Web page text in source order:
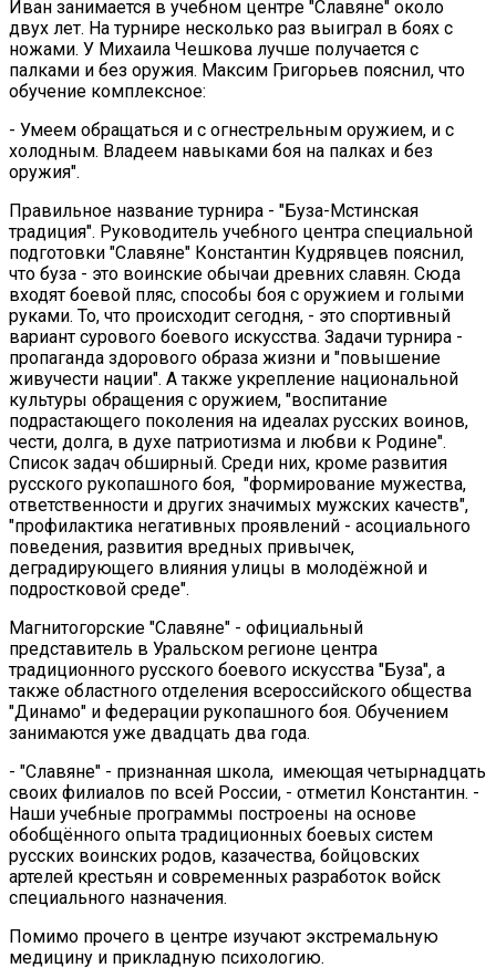
Иван занимается в учебном центре "Славяне" около
двух лет. На турнире несколько раз выиграл в боях с
ножами. У Михаила Чешкова лучше получается с
палками и без оружия. Максим Григорьев пояснил, что
обучение комплексное:
- Умеем обращаться и с огнестрельным оружием, и с
холодным. Владеем навыками боя на палках и без
оружия".
Правильное название турнира - "Буза-Мстинская
традиция". Руководитель учебного центра специальной
подготовки "Славяне" Константин Кудрявцев пояснил,
что буза - это воинские обычаи древних славян. Сюда
входят боевой пляс, способы боя с оружием и голыми
руками. То, что происходит сегодня, - это спортивный
вариант сурового боевого искусства. Задачи турнира -
пропаганда здорового образа жизни и "повышение
живучести нации". А также укрепление национальной
культуры обращения с оружием, "воспитание
подрастающего поколения на идеалах русских воинов,
чести, долга, в духе патриотизма и любви к Родине".
Список задач обширный. Среди них, кроме развития
русского рукопашного боя, "формирование мужества,
ответственности и других значимых мужских качеств",
"профилактика негативных проявлений - асоциального
поведения, развития вредных привычек,
деградирующего влияния улицы в молодёжной и
подростковой среде".
Магнитогорские "Славяне" - официальный
представитель в Уральском регионе центра
традиционного русского боевого искусства "Буза", а
также областного отделения всероссийского общества
"Динамо" и федерации рукопашного боя. Обучением
занимаются уже двадцать два года.
- "Славяне" - признанная школа, имеющая четырнадцать
своих филиалов по всей России, - отметил Константин. -
Наши учебные программы построены на основе
обобщённого опыта традиционных боевых систем
русских воинских родов, казачества, бойцовских
артелей крестьян и современных разработок войск
специального назначения.
Помимо прочего в центре изучают экстремальную
медицину и прикладную психологию.